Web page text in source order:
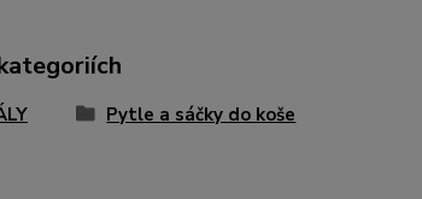
Pytle a sáčky do koše